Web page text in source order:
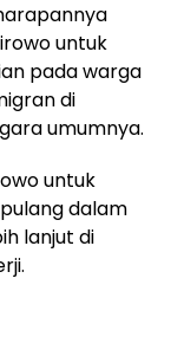
untuk
pada warga
di
umumnya.
untuk
dalam
lanjut di